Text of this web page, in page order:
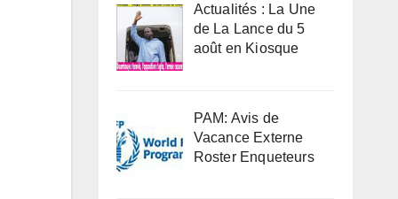
Actualités : La Une
de La Lance du 5
août en Kiosque
PAM: Avis de
Vacance Externe
Roster Enqueteurs